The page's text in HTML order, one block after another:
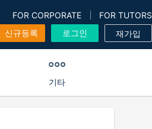
FOR CORPORATE
FOR TUTORS
신규등록
로그인 재가입
기타